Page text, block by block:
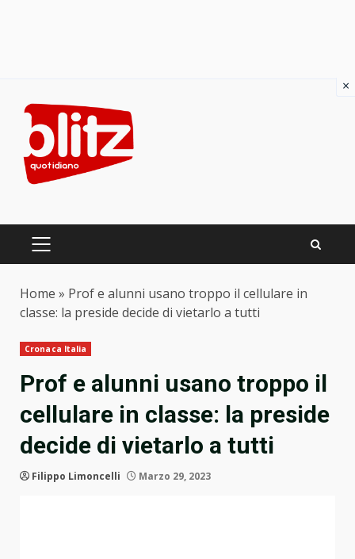
content
PRIMARY
Home » Prof e alunni usano troppo il cellulare in
classe: la preside decide di vietarlo a tutti
Cronaca Italia
Prof e alunni usano troppo il
cellulare in classe: la preside
decide di vietarlo a tutti
Filippo Limoncelli Marzo 29, 2023
×